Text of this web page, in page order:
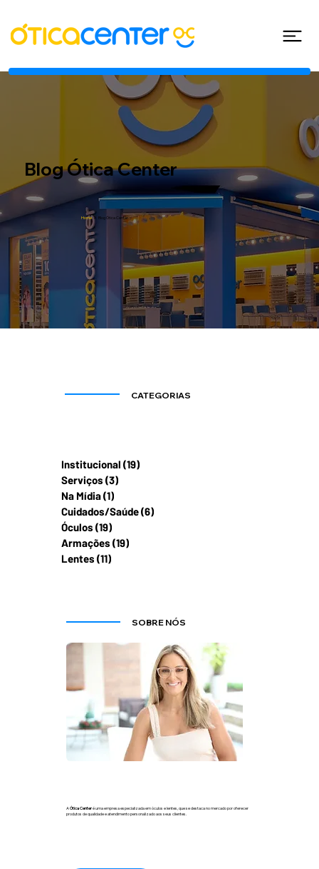
Blog Ótica Center
Home / Blog Ótica Center
Institucional (19)
Serviços (3)
Na Mídia(1)
Cuidados/Saúde(6)
Óculos (19)
Armações (19)
Lentes (11)
CATEGORIAS
SOBRE NÓS
AÓtica Centeré uma empresa especializada em óculos e lentes, que se destaca no mercado por oferecer
produtos de qualidade e atendimento personalizado aos seus clientes.